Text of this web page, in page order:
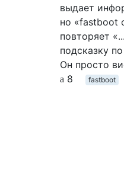
выдает
но «fastboot
повторяет
подсказку
Он просто
8
fastboot